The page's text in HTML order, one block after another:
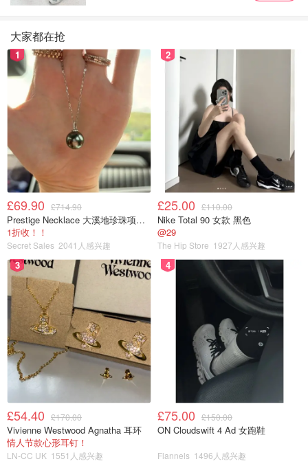
大家都在抢
1
£69.90 £714.90
Prestige Necklace 大溪地珍珠项链 10-11mm
1折收！！
Secret Sales 2041人感兴趣
2
£25.00 £110.00
Nike Total 90 女款 黑色
@29
The Hip Store 1927人感兴趣
3
£54.40 £170.00
Vivienne Westwood Agnatha 耳环
情人节款心形耳钉！
LN-CC UK 1551人感兴趣
4
£75.00 £150.00
ON Cloudswift 4 Ad 女跑鞋
Flannels 1496人感兴趣